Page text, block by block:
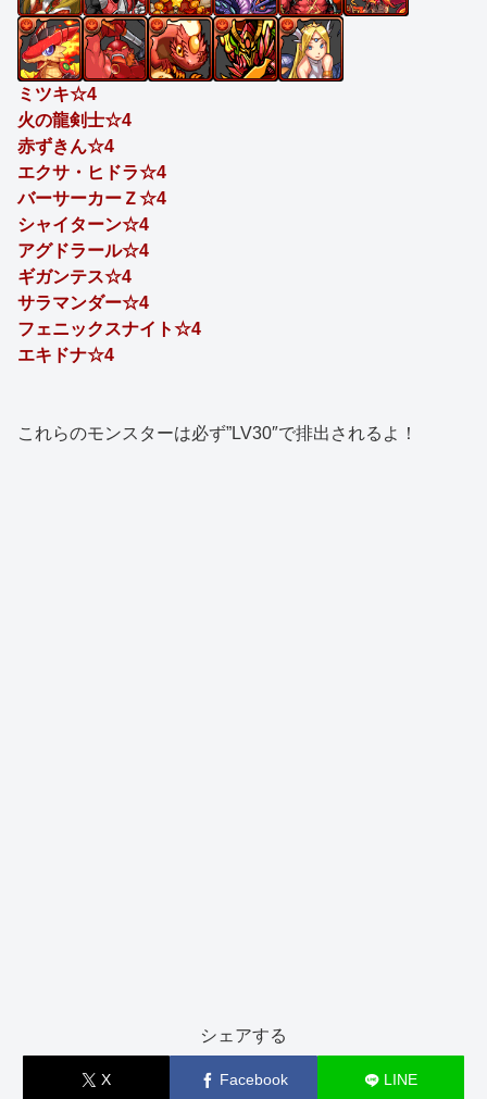
ミツキ☆4
火の龍剣士☆4
赤ずきん☆4
エクサ・ヒドラ☆4
バーサーカーＺ☆4
シャイターン☆4
アグドラール☆4
ギガンテス☆4
サラマンダー☆4
フェニックスナイト☆4
エキドナ☆4
これらのモンスターは必ず”LV30″で排出されるよ！
シェアする
X Facebook LINE